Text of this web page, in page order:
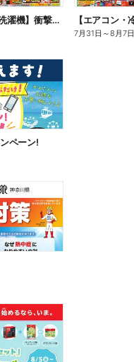
【エアコン・冷蔵庫・洗濯機】衝撃特価祭(おもて)
7月31日 ～8月7日
ペーン!